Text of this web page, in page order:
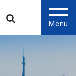
Menu